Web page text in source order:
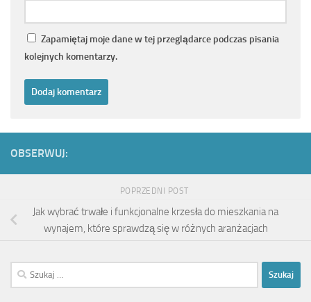
Zapamiętaj moje dane w tej przeglądarce podczas pisania
kolejnych komentarzy.
OBSERWUJ:
POPRZEDNI POST
Jak wybrać trwałe i funkcjonalne krzesła do mieszkania na
wynajem, które sprawdzą się w różnych aranżacjach
Szukaj: